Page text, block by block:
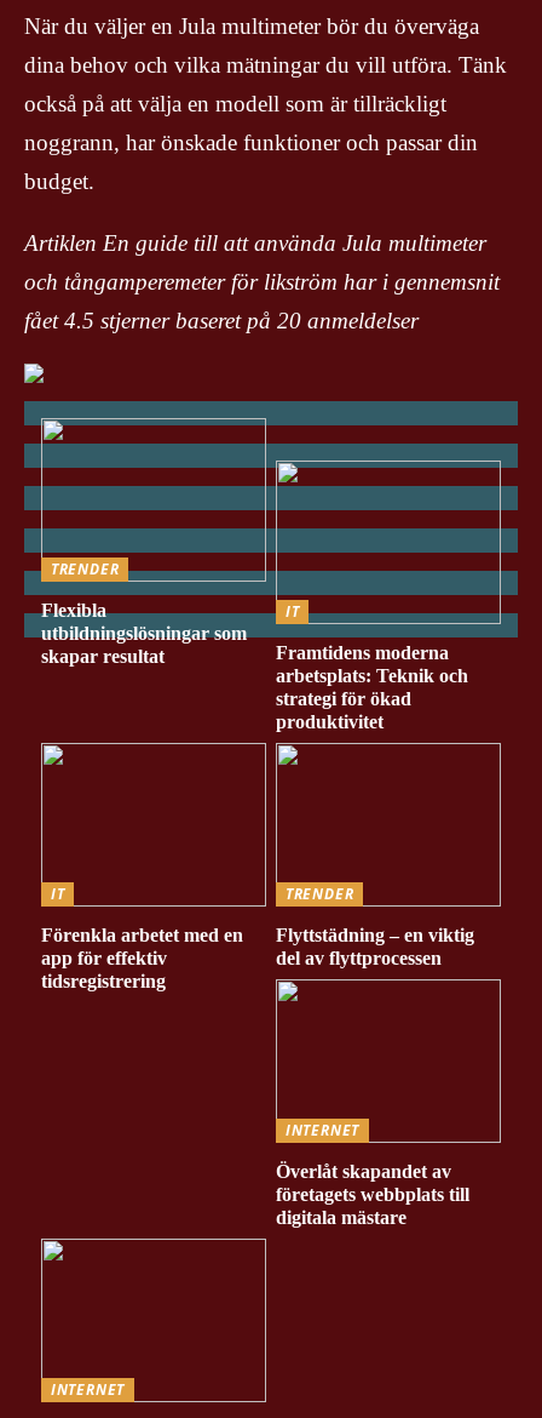
När du väljer en Jula multimeter bör du överväga
dina behov och vilka mätningar du vill utföra. Tänk
också på att välja en modell som är tillräckligt
noggrann, har önskade funktioner och passar din
budget.
Artiklen En guide till att använda Jula multimeter
och tångamperemeter för likström har i gennemsnit
fået4.5 stjerner baseret på 20 anmeldelser
TRENDER
Flexibla
utbildningslösningar som
skapar resultat
IT
Framtidens moderna
arbetsplats: Teknik och
strategi för ökad
produktivitet
IT
Förenkla arbetet med en
app för effektiv
tidsregistrering
TRENDER
Flyttstädning – en viktig
del av flyttprocessen
INTERNET
Överlåt skapandet av
företagets webbplats till
digitala mästare
INTERNET